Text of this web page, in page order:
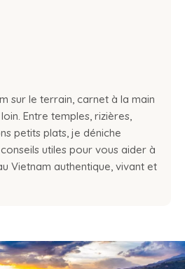
sur le terrain, carnet à la main
Entre temples, rizières,
petits plats, je déniche
utiles pour vous aider à
Vietnam authentique, vivant et